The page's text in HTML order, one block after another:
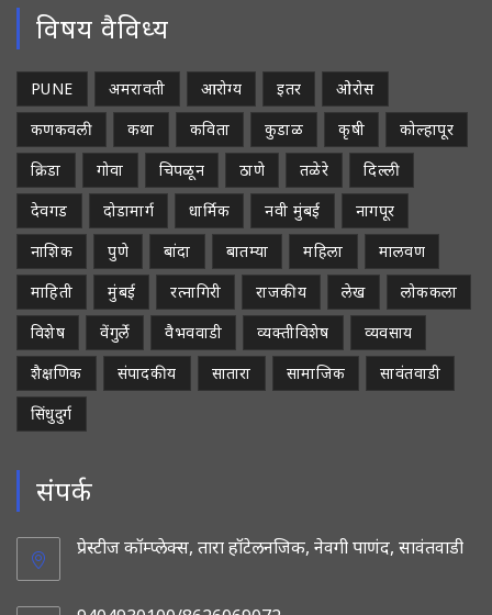
विषय वैविध्य
PUNE अमरावती आरोग्य इतर
ओरोस
कणकवली
कथा कविता कुडाळ कृषी
कोल्हापूर
क्रिडा
गोवा चिपळून ठाणे तळेरे
दिल्ली
देवगड
दोडामार्ग धार्मिक नवी मुंबई
नागपूर
नाशिक
पुणे बांदा बातम्या महिला
मालवण
माहिती
मुंबई रत्नागिरी राजकीय लेख
लोककला
विशेष
वेंगुर्ले वैभववाडी व्यक्तीविशेष
व्यवसाय
शैक्षणिक
संपादकीय सातारा सामाजिक
सावंतवाडी
सिंधुदुर्ग
संपर्क
प्रेस्टीज कॉम्प्लेक्स, तारा हॉटेलनजिक, नेवगी पाणंद, सावंतवाडी